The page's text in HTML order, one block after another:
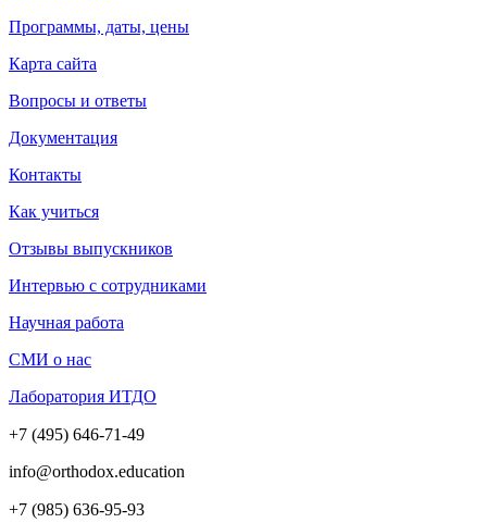
Программы, даты, цены
Карта сайта
Вопросы и ответы
Документация
Контакты
Как учиться
Отзывы выпускников
Интервью с сотрудниками
Научная работа
СМИ о нас
Лаборатория ИТДО
+7 (495) 646-71-49
info@orthodox.education
+7 (985) 636-95-93